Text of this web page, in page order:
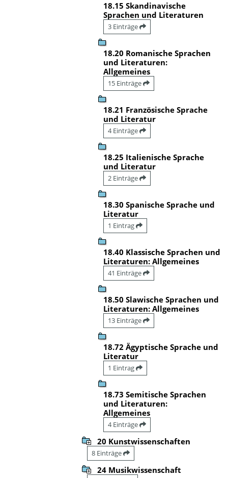
18.15 Skandinavische
Sprachen und Literaturen
3 Einträge
18.20 Romanische Sprachen
und Literaturen:
Allgemeines
15 Einträge
18.21 Französische Sprache
und Literatur
4 Einträge
18.25 Italienische Sprache
und Literatur
2 Einträge
18.30 Spanische Sprache und
Literatur
1 Eintrag
18.40 Klassische Sprachen und
Literaturen: Allgemeines
41 Einträge
18.50 Slawische Sprachen und
Literaturen: Allgemeines
13 Einträge
18.72 Ägyptische Sprache und
Literatur
1 Eintrag
18.73 Semitische Sprachen
und Literaturen:
Allgemeines
4 Einträge
20 Kunstwissenschaften
8 Einträge
24 Musikwissenschaft